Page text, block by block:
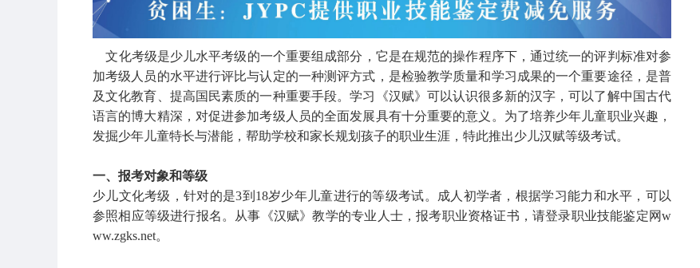
文化考级是少儿水平考级的一个重要组成部分，它是在规范的操作程序下，通过统一的评判标准对参
加考级人员的水平进行评比与认定的一种测评方式，是检验教学质量和学习成果的一个重要途径，是普
及文化教育、提高国民素质的一种重要手段。学习《汉赋》可以认识很多新的汉字，可以了解中国古代
语言的博大精深，对促进参加考级人员的全面发展具有十分重要的意义。为了培养少年儿童职业兴趣，
发掘少年儿童特长与潜能，帮助学校和家长规划孩子的职业生涯，特此推出少儿汉赋等级考试。
一、报考对象和等级
少儿文化考级，针对的是3到18岁少年儿童进行的等级考试。成人初学者，根据学习能力和水平，可以
参照相应等级进行报名。从事《汉赋》教学的专业人士，报考职业资格证书，请登录职业技能鉴定网w
ww.zgks.net。